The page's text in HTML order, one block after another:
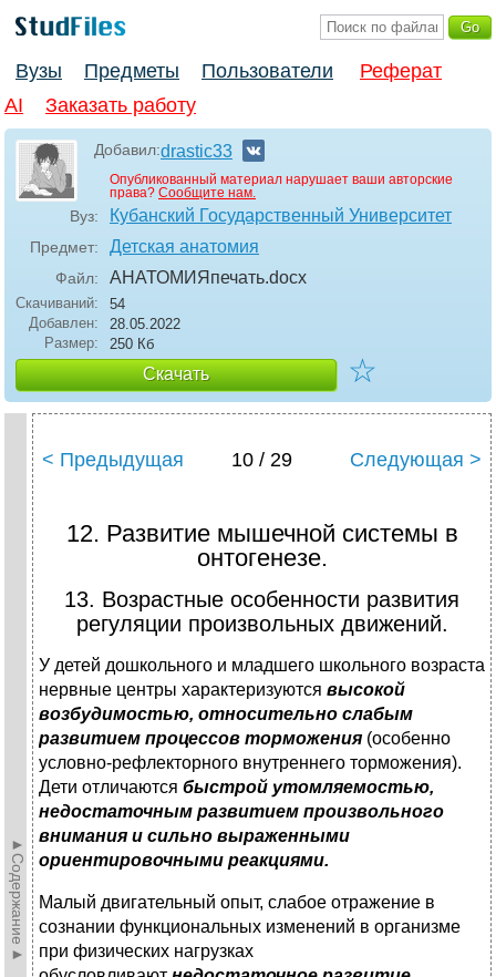
Вузы Предметы Пользователи
Реферат
AI
Заказать работу
Добавил:drastic33
Опубликованный материал нарушает ваши авторские
права? Сообщите нам.
Вуз: Кубанский Государственный Университет
Предмет: Детская анатомия
Файл: АНАТОМИЯпечать.docx
Скачиваний:
54
Добавлен:
28.05.2022
Размер:
250 Кб
Скачать ☆
►Содержание►
< Предыдущая 10 / 29 Следующая >
12. Развитие мышечной системы в
онтогенезе.
13. Возрастные особенности развития
регуляции произвольных движений.
У детей дошкольного и младшего школьного возраста
нервные центры характеризуются высокой
возбудимостью, относительно слабым
развитием процессов торможения (особенно
условно-рефлекторного внутреннего торможения).
Дети отличаются быстрой утомляемостью,
недостаточным развитием произвольного
внимания и сильно выраженными
ориентировочными реакциями.
Малый двигательный опыт, слабое отражение в
сознании функциональных изменений в организме
при физических нагрузках